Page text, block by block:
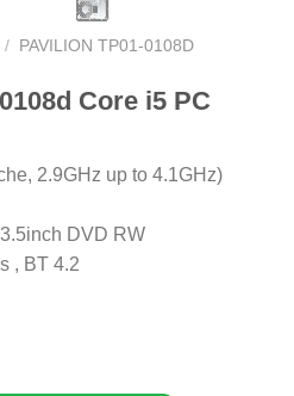
/
PAVILION TP01-0108D
Core i5 PC
2.9GHz up to 4.1GHz)
DVD RW
, BT 4.2